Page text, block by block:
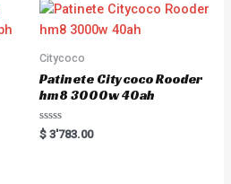
u
t
o
5
Citycoco
Patinete Citycoco Rooder
hm8 3000w 40ah
R
a
$ 3'783.00